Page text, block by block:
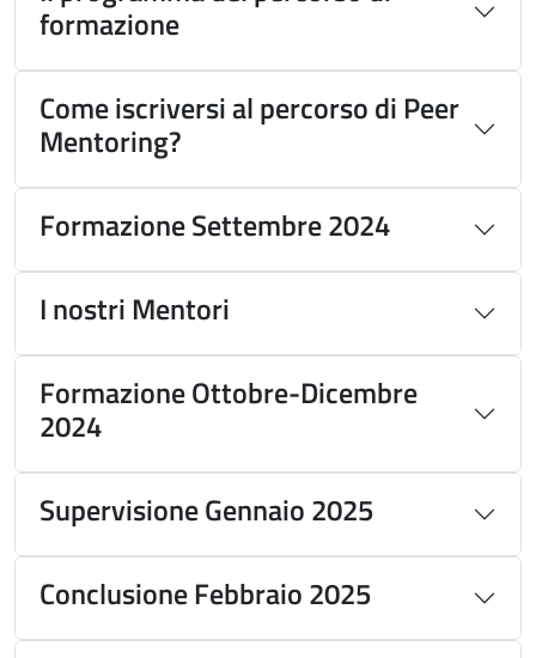
formazione
Come iscriversi al percorso di Peer
Mentoring?
Formazione Settembre 2024
I nostri Mentori
Formazione Ottobre-Dicembre
2024
Supervisione Gennaio 2025
Conclusione Febbraio 2025